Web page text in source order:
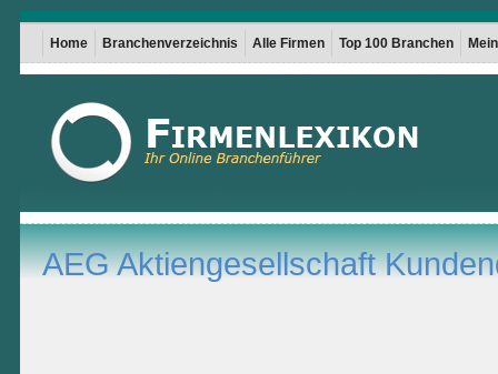
Home Branchenverzeichnis Alle Firmen Top 100 Branchen
AEG Aktiengesellschaft